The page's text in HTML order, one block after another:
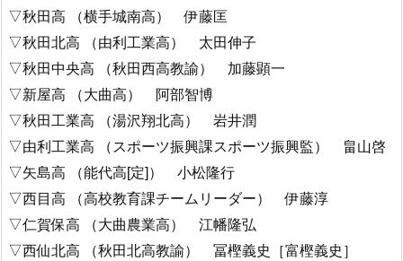
▽秋田高 （横手城南高） 伊藤匡
▽秋田北高 （由利工業高） 太田伸子
▽秋田中央高 （秋田西高教諭） 加藤顕一
▽新屋高 （大曲高） 阿部智博
▽秋田工業高 （湯沢翔北高） 岩井潤
▽由利工業高 （スポーツ振興課スポーツ振興監） 畠山啓
▽矢島高 （能代高[定]） 小松隆行
▽西目高 （高校教育課チームリーダー） 伊藤淳
▽仁賀保高 （大曲農業高） 江幡隆弘
▽西仙北高 （秋田北高教諭） 冨樫義史［富樫義史］